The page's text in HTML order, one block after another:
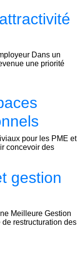
Dans un
une priorité
pour les PME et
concevoir des
gestion
Meilleure Gestion
restructuration des